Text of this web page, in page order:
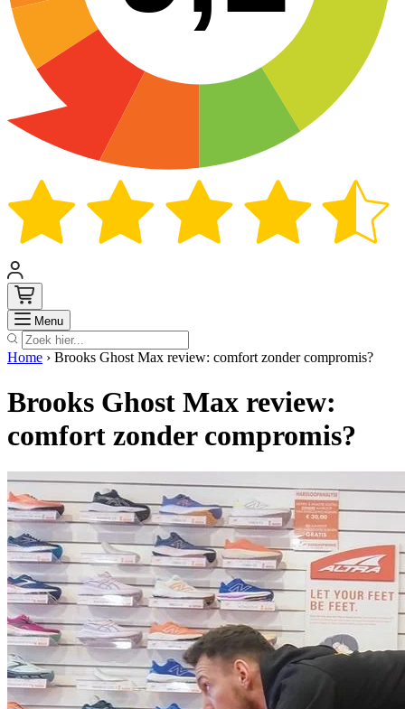
Menu Zoek
Home › Brooks Ghost Max review: comfort zonder compromis?
Brooks Ghost Max review:
comfort zonder compromis?